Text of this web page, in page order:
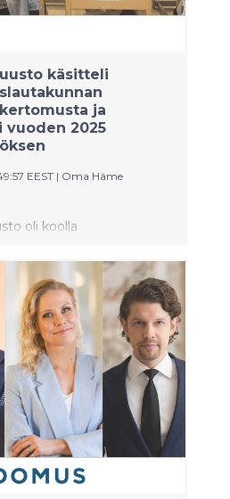
käsitteli
ja
vuoden 2025
EEST | Oma Häme
oli koolla
Aluevaltuusto merkitsi
tiedoksi
vuodelta 2025.
vuosi 2025 oli Oma
kehityksen
teki
kertaa ylijäämäisen
tilikauden tulos oli 23,9
ylijäämäinen.
kertoo
sopeutustoimista,
sekä